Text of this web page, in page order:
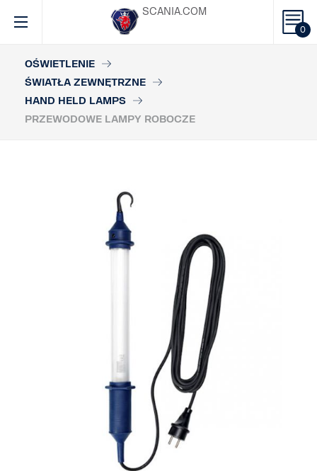
0
SCANIA.COM
OŚWIETLENIE
ŚWIATŁA ZEWNĘTRZNE
HAND HELD LAMPS
PRZEWODOWE LAMPY ROBOCZE